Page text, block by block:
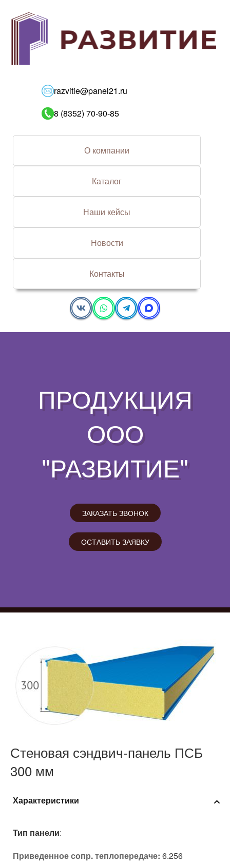
razvitie@panel21.ru
8 (8352) 70-90-85
О компании
Каталог
Наши кейсы
Новости
Контакты
ПРОДУКЦИЯ
ООО
"РАЗВИТИЕ"
ЗАКАЗАТЬ ЗВОНОК
ОСТАВИТЬ ЗАЯВКУ
Стеновая сэндвич-панель ПСБ
300 мм
Характеристики
Тип панели:
Приведенное сопр. теплопередаче: 6.256